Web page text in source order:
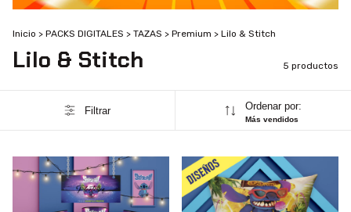
Inicio > PACKS DIGITALES > TAZAS > Premium > Lilo & Stitch
Lilo & Stitch 5 productos
Filtrar Ordenar por:
Más vendidos